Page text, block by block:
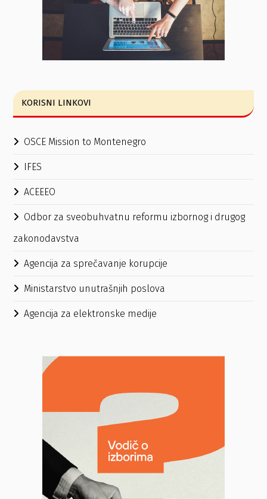
KORISNI LINKOVI
OSCE Mission to Montenegro
IFES
ACEEEO
Odbor za sveobuhvatnu reformu izbornog i drugog
zakonodavstva
Agencija za sprečavanje korupcije
Ministarstvo unutrašnjih poslova
Agencija za elektronske medije